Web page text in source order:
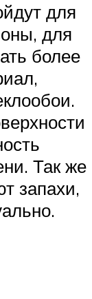
для
для
более
Так же
запахи,